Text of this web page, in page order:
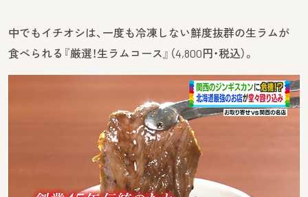
中でもイチオシは、一度も冷凍しない鮮度抜群の生ラムが
食べられる『厳選！生ラムコース』（4,800円・税込）。